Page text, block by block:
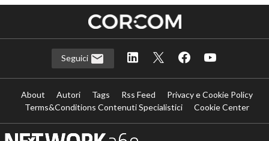
Seguici
About Autori Tags Rss Feed
Privacy e Cookie Policy
Terms&Conditions Contenuti Specialistici
Cookie Center